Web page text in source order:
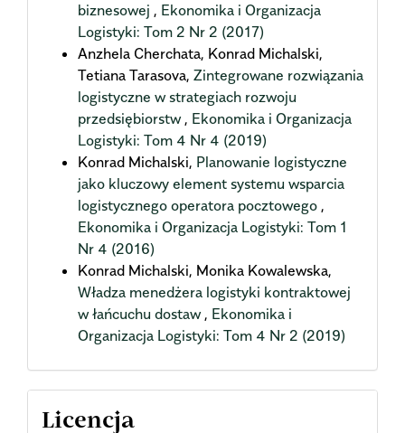
biznesowej , Ekonomika i Organizacja
Logistyki: Tom 2 Nr 2 (2017)
Anzhela Cherchata, Konrad Michalski,
Tetiana Tarasova, Zintegrowane rozwiązania
logistyczne w strategiach rozwoju
przedsiębiorstw, Ekonomika i Organizacja
Logistyki: Tom 4 Nr 4 (2019)
Konrad Michalski, Planowanie logistyczne
jako kluczowy element systemu wsparcia
logistycznego operatora pocztowego ,
Ekonomika i Organizacja Logistyki: Tom 1
Nr 4 (2016)
Konrad Michalski, Monika Kowalewska,
Władza menedżera logistyki kontraktowej
w łańcuchu dostaw, Ekonomika i
Organizacja Logistyki: Tom 4 Nr 2 (2019)
Licencja